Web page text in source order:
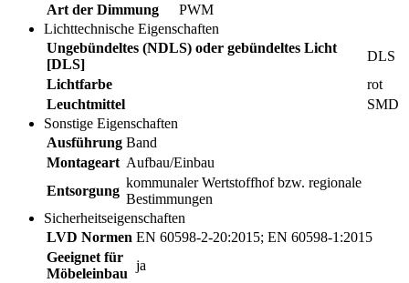
Art der Dimmung
PWM
Lichttechnische Eigenschaften
Ungebündeltes (NDLS) oder gebündeltes Licht
[DLS]
DLS
Lichtfarbe
rot
Leuchtmittel
SMD
Sonstige Eigenschaften
Ausführung Band
Montageart Aufbau/Einbau
Entsorgung
kommunaler Wertstoffhof bzw. regionale
Bestimmungen
Sicherheitseigenschaften
LVD Normen EN 60598-2-20:2015; EN 60598-1:2015
Geeignet für
Möbeleinbau
ja